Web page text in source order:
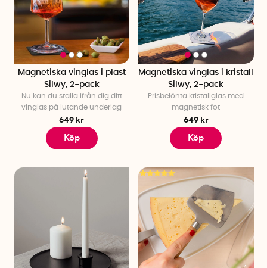
Magnetiska vinglas i plast
Silwy, 2-pack
Nu kan du ställa ifrån dig ditt
vinglas på lutande underlag
649 kr
Köp
Magnetiska vinglas i kristall
Silwy, 2-pack
Prisbelönta kristallglas med
magnetisk fot
649 kr
Köp